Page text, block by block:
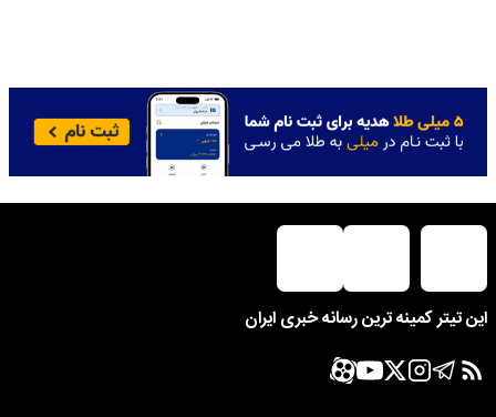
این تیتر کمینه ترین رسانه خبری ایران